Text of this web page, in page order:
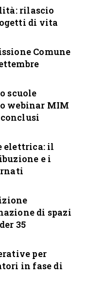
rilascio
di vita
Comune
scuole
webinar MIM
elettrica: il
e i
di spazi
35
per
in fase di